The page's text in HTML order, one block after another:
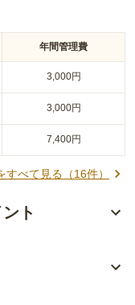
年間管理費
3,000円
3,000円
7,400円
すべて見る（16件）
ト